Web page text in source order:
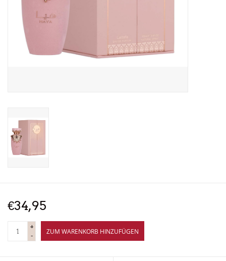
€34,95
+
-
ZUM WARENKORB HINZUFÜGEN